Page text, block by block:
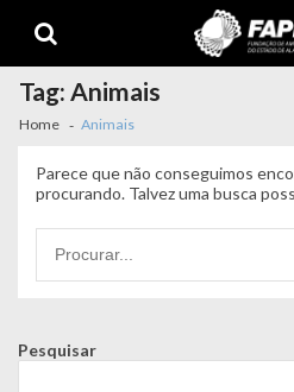
navigation
content
Tag:Animais
Home Animais
Parece que não conseguimos
procurando. Talvez uma busca
por:
Pesquisar